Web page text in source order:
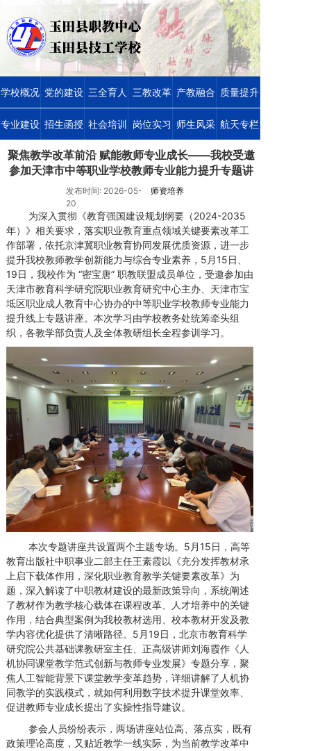
学校概况 党的建设 三全育人 三教改革 产教融合 质量提升
专业建设 招生函授 社会培训 岗位实习 师生风采 航天专栏
聚焦教学改革前沿 赋能教师专业成长——我校受邀
参加天津市中等职业学校教师专业能力提升专题讲
座
师资培养
发布时间: 2026-05-
20
为深入贯彻《教育强国建设规划纲要（2024-2035
年）》相关要求，落实职业教育重点领域关键要素改革工
作部署，依托京津冀职业教育协同发展优质资源，进一步
提升我校教师教学创新能力与综合专业素养，5月15日、
19日，我校作为 “密宝唐” 职教联盟成员单位，受邀参加由
天津市教育科学研究院职业教育研究中心主办、天津市宝
坻区职业成人教育中心协办的中等职业学校教师专业能力
提升线上专题讲座。本次学习由学校教务处统筹牵头组
织，各教学部负责人及全体教研组长全程参训学习。
本次专题讲座共设置两个主题专场。5月15日，高等
教育出版社中职事业二部主任王素霞以《充分发挥教材承
上启下载体作用，深化职业教育教学关键要素改革》为
题，深入解读了中职教材建设的最新政策导向，系统阐述
了教材作为教学核心载体在课程改革、人才培养中的关键
作用，结合典型案例为我校教材选用、校本教材开发及教
学内容优化提供了清晰路径。5月19日，北京市教育科学
研究院公共基础课教研室主任、正高级讲师刘海霞作《人
机协同课堂教学范式创新与教师专业发展》专题分享，聚
焦人工智能背景下课堂教学变革趋势，详细讲解了人机协
同教学的实践模式，就如何利用数字技术提升课堂效率、
促进教师专业成长提出了实操性指导建议。
参会人员纷纷表示，两场讲座站位高、落点实，既有
政策理论高度，又贴近教学一线实际，为当前教学改革中